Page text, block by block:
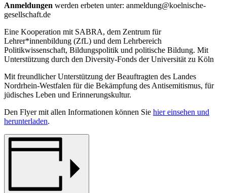
Anmeldungen werden erbeten unter: anmeldung@koelnische-
gesellschaft.de
Eine Kooperation mit SABRA, dem Zentrum für
Lehrer*innenbildung (ZfL) und dem Lehrbereich
Politikwissenschaft, Bildungspolitik und politische Bildung. Mit
Unterstützung durch den Diversity-Fonds der Universität zu Köln
Mit freundlicher Unterstützung der Beauftragten des Landes
Nordrhein-Westfalen für die Bekämpfung des Antisemitismus, für
jüdisches Leben und Erinnerungskultur.
Den Flyer mit allen Informationen können Sie hier einsehen und
herunterladen.